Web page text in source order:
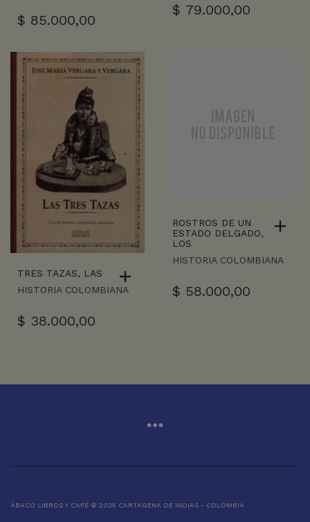
$ 85.000,00
$ 79.000,00
TRES TAZAS, LAS
HISTORIA COLOMBIANA
$ 38.000,00
ROSTROS DE UN
ESTADO DELGADO,
LOS
HISTORIA COLOMBIANA
$ 58.000,00
ÁBACO LIBROS Y CAFÉ © 2025 CARTAGENA DE INDIAS - COLOMBIA